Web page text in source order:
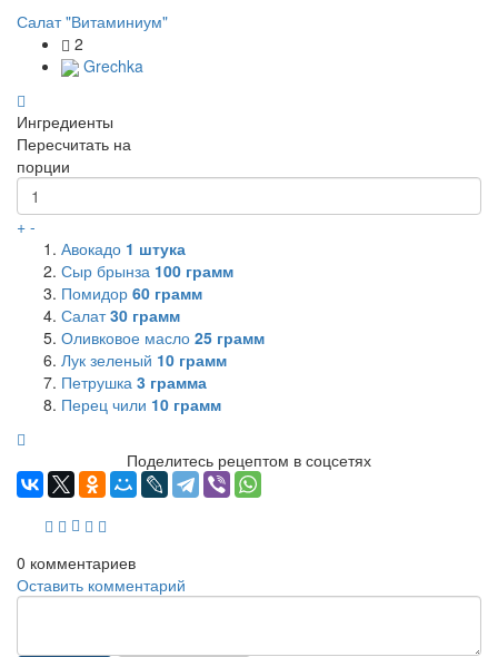
Салат "Витаминиум"
2
Grechka
Ингредиенты
Пересчитать на
порции
+ -
Авокадо 1 штука
Сыр брынза 100 грамм
Помидор 60 грамм
Салат30 грамм
Оливковое масло 25 грамм
Лук зеленый 10 грамм
Петрушка 3 грамма
Перец чили 10 грамм
Поделитесь рецептом в соцсетях
0 комментариев
Оставить комментарий